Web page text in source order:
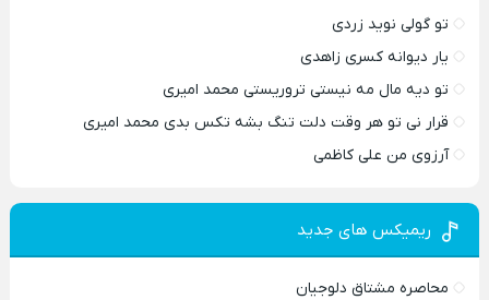
تو گولی نوید زردی
یار دیوانه کسری زاهدی
تو دیه مال مه نیستی تروریستی محمد امیری
قرار نی تو هر وقت دلت تنگ بشه تکس بدی محمد امیری
آرزوی من علی کاظمی
ریمیکس های جدید
محاصره مشتاق دلوجیان